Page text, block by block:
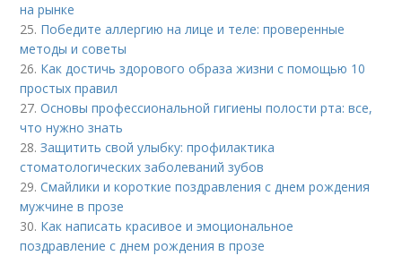
на рынке
25. Победите аллергию на лице и теле: проверенные
методы и советы
26. Как достичь здорового образа жизни с помощью 10
простых правил
27.Основы профессиональной гигиены полости рта: все,
что нужно знать
28.Защитить свой улыбку: профилактика
стоматологических заболеваний зубов
29.Смайлики и короткие поздравления с днем рождения
мужчине в прозе
30. Как написать красивое и эмоциональное
поздравление с днем рождения в прозе